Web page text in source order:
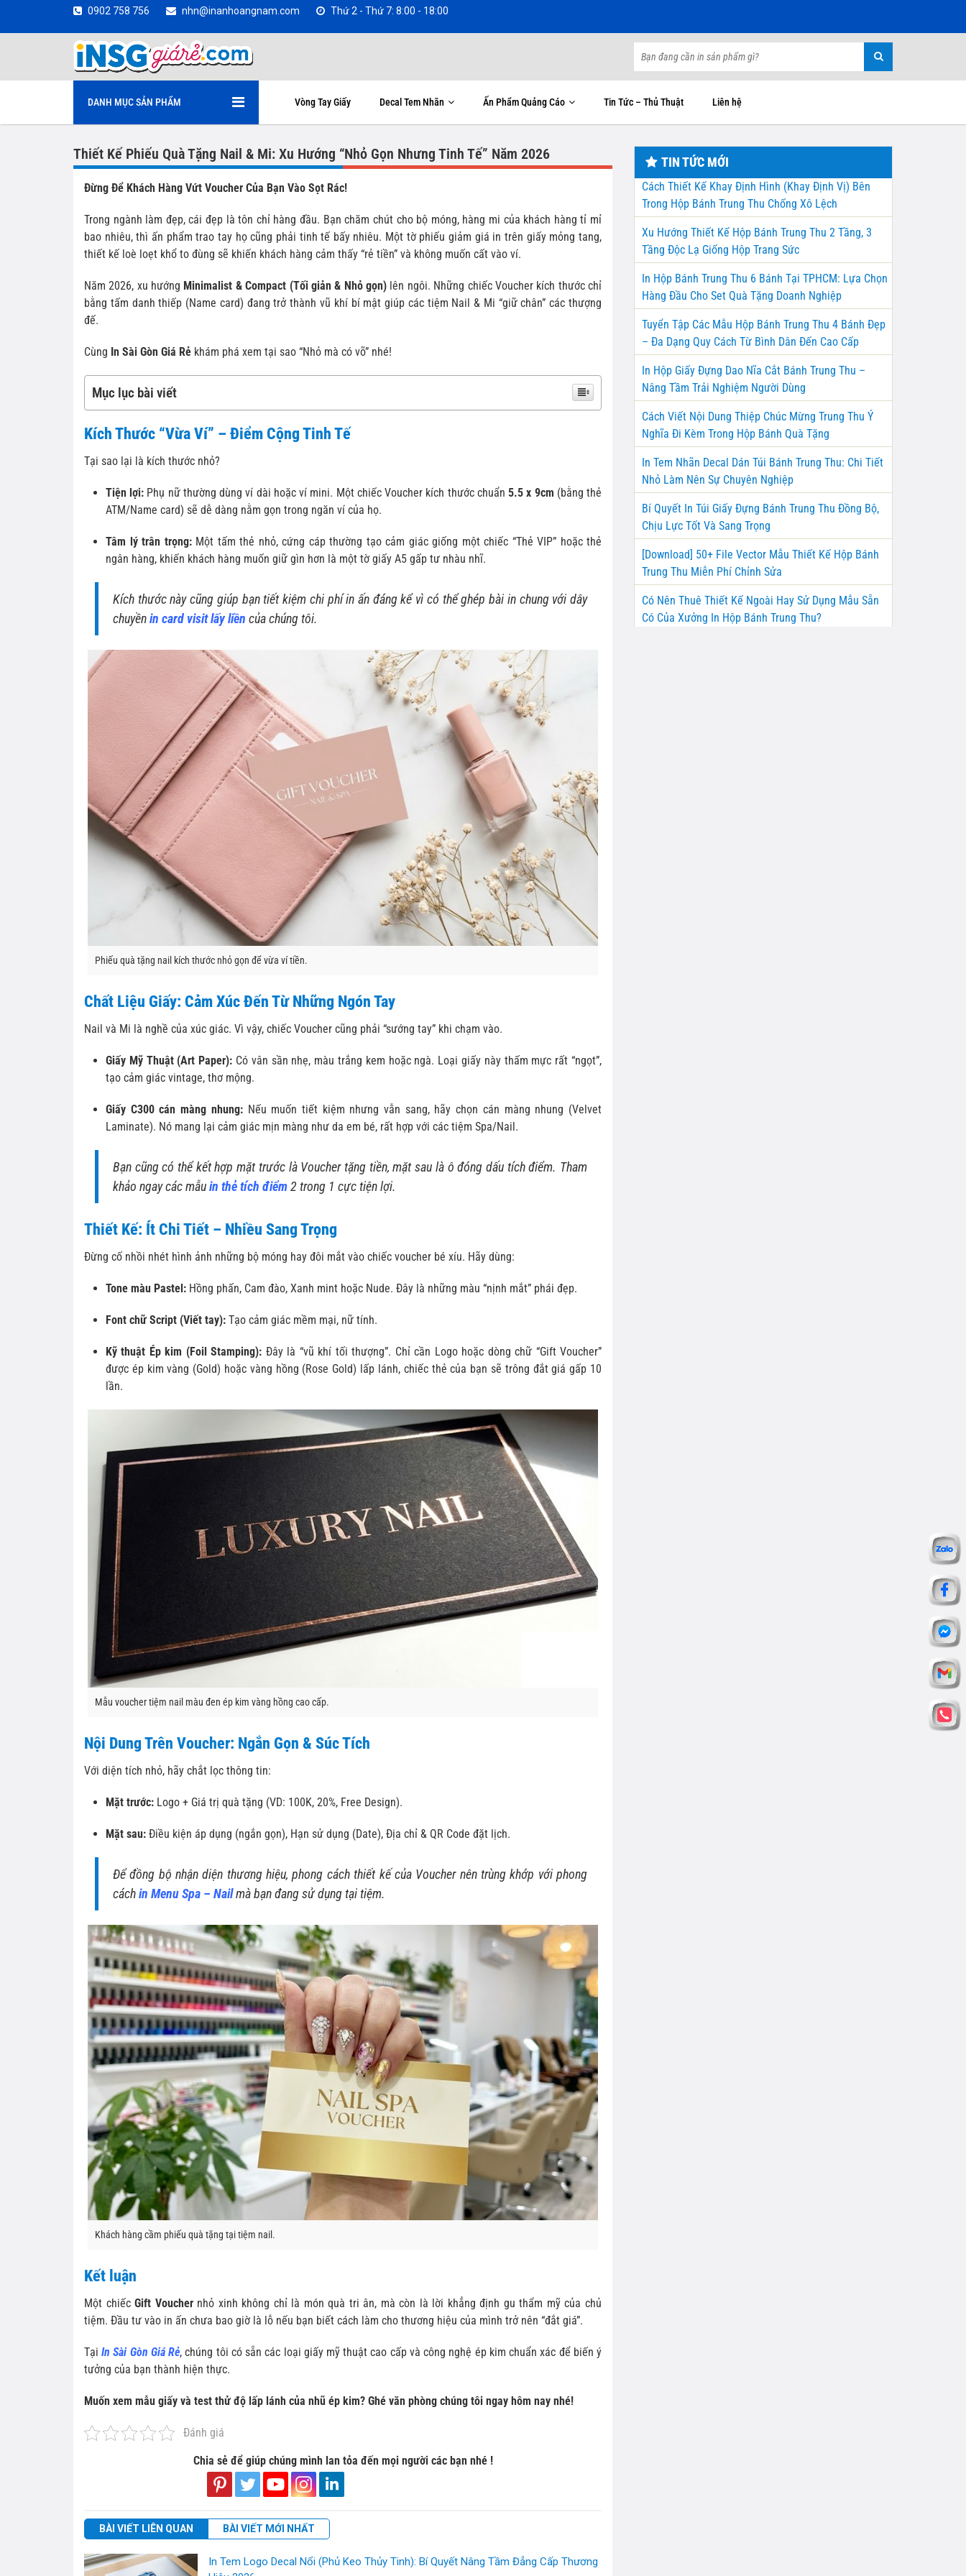
0902 758 756 nhn@inanhoangnam.com Thứ 2 - Thứ 7: 8:00 - 18:00
DANH MỤC SẢN PHẨM Vòng Tay Giấy Decal Tem Nhãn Ấn Phẩm Quảng Cáo Tin Tức – Thủ Thuật Liên hệ
Thiết Kế Phiếu Quà Tặng Nail & Mi: Xu Hướng “Nhỏ Gọn Nhưng Tinh Tế” Năm 2026
Đừng Để Khách Hàng Vứt Voucher Của Bạn Vào Sọt Rác!
Trong ngành làm đẹp, cái đẹp là tôn chỉ hàng đầu. Bạn chăm chút cho bộ móng, hàng mi của khách hàng tỉ mỉ
bao nhiêu, thì ấn phẩm trao tay họ cũng phải tinh tế bấy nhiêu. Một tờ phiếu giảm giá in trên giấy mỏng tang,
thiết kế loè loẹt khổ to đùng sẽ khiến khách hàng cảm thấy “rẻ tiền” và không muốn cất vào ví.
Năm 2026, xu hướng Minimalist & Compact (Tối giản & Nhỏ gọn) lên ngôi. Những chiếc Voucher kích thước chỉ
bằng tấm danh thiếp (Name card) đang trở thành vũ khí bí mật giúp các tiệm Nail & Mi “giữ chân” các thượng
đế.
Cùng In Sài Gòn Giá Rẻ khám phá xem tại sao “Nhỏ mà có võ” nhé!
Mục lục bài viết
Kích Thước “Vừa Ví” – Điểm Cộng Tinh Tế
Tại sao lại là kích thước nhỏ?
Tiện lợi: Phụ nữ thường dùng ví dài hoặc ví mini. Một chiếc Voucher kích thước chuẩn5.5 x 9cm (bằng thẻ
ATM/Name card) sẽ dễ dàng nằm gọn trong ngăn ví của họ.
Tâm lý trân trọng:Một tấm thẻ nhỏ, cứng cáp thường tạo cảm giác giống một chiếc “Thẻ VIP” hoặc thẻ
ngân hàng, khiến khách hàng muốn giữ gìn hơn là một tờ giấy A5 gấp tư nhàu nhĩ.
Kích thước này cũng giúp bạn tiết kiệm chi phí in ấn đáng kể vì có thể ghép bài in chung với dây
chuyềnin card visit lấy liền của chúng tôi.
Phiếu quà tặng nail kích thước nhỏ gọn để vừa ví tiền.
Chất Liệu Giấy: Cảm Xúc Đến Từ Những Ngón Tay
Nail và Mi là nghề của xúc giác. Vì vậy, chiếc Voucher cũng phải “sướng tay” khi chạm vào.
Giấy Mỹ Thuật (Art Paper): Có vân sần nhẹ, màu trắng kem hoặc ngà. Loại giấy này thấm mực rất “ngọt”,
tạo cảm giác vintage, thơ mộng.
Giấy C300 cán màng nhung:Nếu muốn tiết kiệm nhưng vẫn sang, hãy chọn cán màng nhung (Velvet
Laminate). Nó mang lại cảm giác mịn màng như da em bé, rất hợp với các tiệm Spa/Nail.
Bạn cũng có thể kết hợp mặt trước là Voucher tặng tiền, mặt sau là ô đóng dấu tích điểm. Tham
khảo ngay các mẫuin thẻ tích điểm2 trong 1 cực tiện lợi.
Thiết Kế: Ít Chi Tiết – Nhiều Sang Trọng
Đừng cố nhồi nhét hình ảnh những bộ móng hay đôi mắt vào chiếc voucher bé xíu. Hãy dùng:
Tone màu Pastel: Hồng phấn, Cam đào, Xanh mint hoặc Nude. Đây là những màu “nịnh mắt” phái đẹp.
Font chữ Script (Viết tay): Tạo cảm giác mềm mại, nữ tính.
Kỹ thuật Ép kim (Foil Stamping): Đây là “vũ khí tối thượng”. Chỉ cần Logo hoặc dòng chữ “Gift Voucher”
được ép kim vàng (Gold) hoặc vàng hồng (Rose Gold) lấp lánh, chiếc thẻ của bạn sẽ trông đắt giá gấp 10
lần.
Mẫu voucher tiệm nail màu đen ép kim vàng hồng cao cấp.
Nội Dung Trên Voucher: Ngắn Gọn & Súc Tích
Với diện tích nhỏ, hãy chắt lọc thông tin:
Mặt trước: Logo + Giá trị quà tặng (VD: 100K, 20%, Free Design).
Mặt sau: Điều kiện áp dụng (ngắn gọn), Hạn sử dụng (Date), Địa chỉ & QR Code đặt lịch.
Để đồng bộ nhận diện thương hiệu, phong cách thiết kế của Voucher nên trùng khớp với phong
cáchin Menu Spa – Nailmà bạn đang sử dụng tại tiệm.
Khách hàng cầm phiếu quà tặng tại tiệm nail.
Kết luận
Một chiếcGift Vouchernhỏ xinh không chỉ là món quà tri ân, mà còn là lời khẳng định gu thẩm mỹ của chủ
tiệm. Đầu tư vào in ấn chưa bao giờ là lỗ nếu bạn biết cách làm cho thương hiệu của mình trở nên “đắt giá”.
TạiIn Sài Gòn Giá Rẻ, chúng tôi có sẵn các loại giấy mỹ thuật cao cấp và công nghệ ép kim chuẩn xác để biến ý
tưởng của bạn thành hiện thực.
Muốn xem mẫu giấy và test thử độ lấp lánh của nhũ ép kim? Ghé văn phòng chúng tôi ngay hôm nay nhé!
Đánh giá
Chia sẻ để giúp chúng mình lan tỏa đến mọi người các bạn nhé !
BÀI VIẾT LIÊN QUAN BÀI VIẾT MỚI NHẤT
In Tem Logo Decal Nổi (Phủ Keo Thủy Tinh): Bí Quyết Nâng Tầm Đẳng Cấp Thương
TIN TỨC MỚI
Cách Thiết Kế Khay Định Hình (Khay Định Vị) Bên
Trong Hộp Bánh Trung Thu Chống Xô Lệch
Xu Hướng Thiết Kế Hộp Bánh Trung Thu 2 Tầng, 3
Tầng Độc Lạ Giống Hộp Trang Sức
In Hộp Bánh Trung Thu 6 Bánh Tại TPHCM: Lựa Chọn
Hàng Đầu Cho Set Quà Tặng Doanh Nghiệp
Tuyển Tập Các Mẫu Hộp Bánh Trung Thu 4 Bánh Đẹp
– Đa Dạng Quy Cách Từ Bình Dân Đến Cao Cấp
In Hộp Giấy Đựng Dao Nĩa Cắt Bánh Trung Thu –
Nâng Tầm Trải Nghiệm Người Dùng
Cách Viết Nội Dung Thiệp Chúc Mừng Trung Thu Ý
Nghĩa Đi Kèm Trong Hộp Bánh Quà Tặng
In Tem Nhãn Decal Dán Túi Bánh Trung Thu: Chi Tiết
Nhỏ Làm Nên Sự Chuyên Nghiệp
Bí Quyết In Túi Giấy Đựng Bánh Trung Thu Đồng Bộ,
Chịu Lực Tốt Và Sang Trọng
[Download] 50+ File Vector Mẫu Thiết Kế Hộp Bánh
Trung Thu Miễn Phí Chỉnh Sửa
Có Nên Thuê Thiết Kế Ngoài Hay Sử Dụng Mẫu Sẵn
Có Của Xưởng In Hộp Bánh Trung Thu?